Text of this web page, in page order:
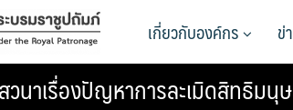
เกี่ยวกับองค์กร ข่
วนาเรื่องปัญหาการละเมิดสิทธิม